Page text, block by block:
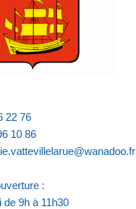
22 76
10 86
:
de 9h à 11h30